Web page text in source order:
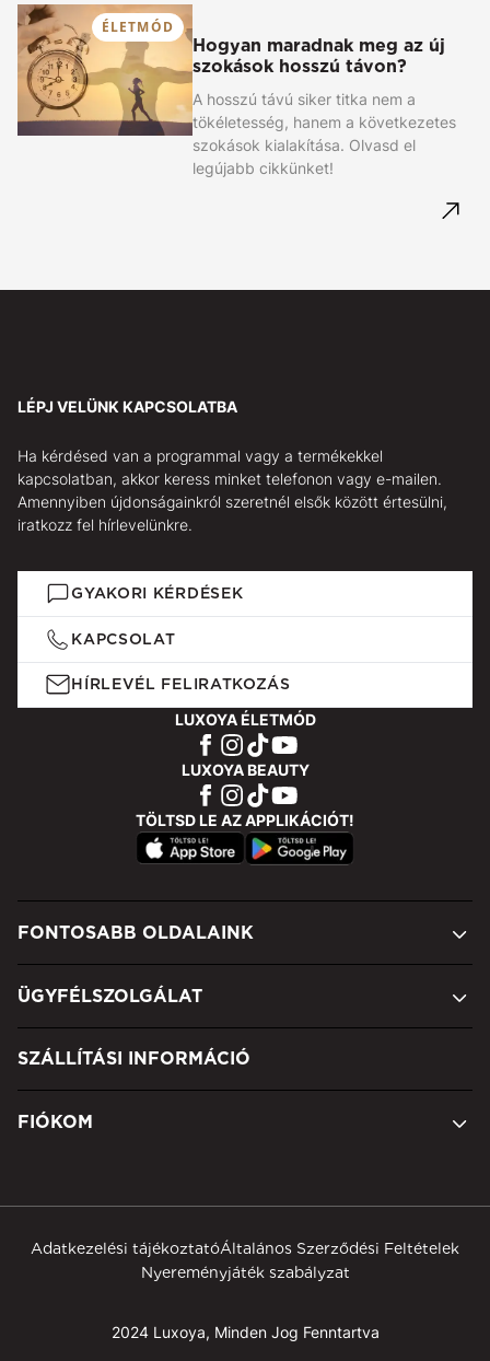
ÉLETMÓD
Hogyan maradnak meg az új
szokások hosszú távon?
A hosszú távú siker titka nem a
tökéletesség, hanem a következetes
szokások kialakítása. Olvasd el
legújabb cikkünket!
LÉPJ VELÜNK KAPCSOLATBA
Ha kérdésed van a programmal vagy a termékekkel
kapcsolatban, akkor keress minket telefonon vagy e-mailen.
Amennyiben újdonságainkról szeretnél elsők között értesülni,
iratkozz fel hírlevelünkre.
GYAKORI KÉRDÉSEK
KAPCSOLAT
HÍRLEVÉL FELIRATKOZÁS
LUXOYA ÉLETMÓD
LUXOYA BEAUTY
TÖLTSD LE AZ APPLIKÁCIÓT!
FONTOSABB OLDALAINK
ÜGYFÉLSZOLGÁLAT
SZÁLLÍTÁSI INFORMÁCIÓ
FIÓKOM
2024 Luxoya, Minden Jog Fenntartva
Adatkezelési tájékoztatóÁltalános Szerződési Feltételek
Nyereményjáték szabályzat